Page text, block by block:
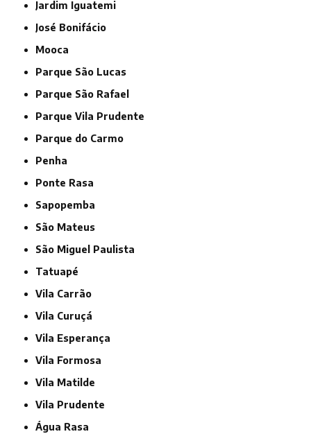
Jardim Iguatemi
José Bonifácio
Mooca
Parque São Lucas
Parque São Rafael
Parque Vila Prudente
Parque do Carmo
Penha
Ponte Rasa
Sapopemba
São Mateus
São Miguel Paulista
Tatuapé
Vila Carrão
Vila Curuçá
Vila Esperança
Vila Formosa
Vila Matilde
Vila Prudente
Água Rasa